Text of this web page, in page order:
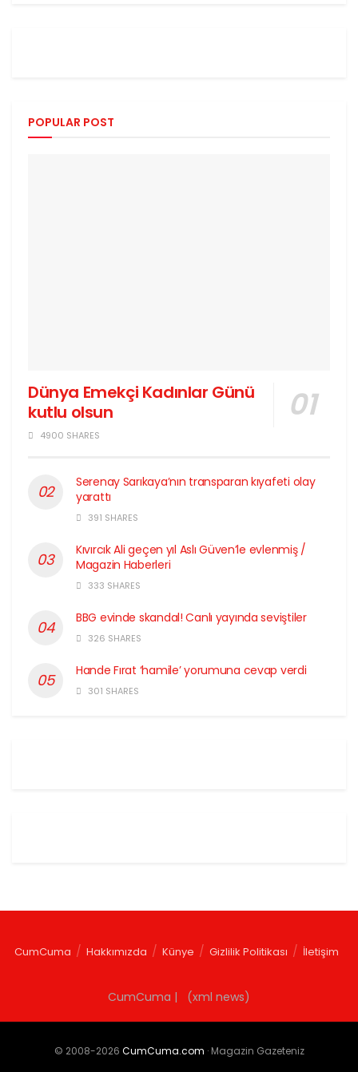
POPULAR POST
Dünya Emekçi Kadınlar Günü
kutlu olsun
4900 SHARES
Serenay Sarıkaya’nın transparan kıyafeti olay
yarattı
391 SHARES
Kıvırcık Ali geçen yıl Aslı Güven’le evlenmiş /
Magazin Haberleri
333 SHARES
BBG evinde skandal! Canlı yayında seviştiler
326 SHARES
Hande Fırat ‘hamile’ yorumuna cevap verdi
301 SHARES
CumCuma Hakkımızda Künye Gizlilik Politikası İletişim
CumCuma | (xml news)
© 2008-2026 CumCuma.com · Magazin Gazeteniz